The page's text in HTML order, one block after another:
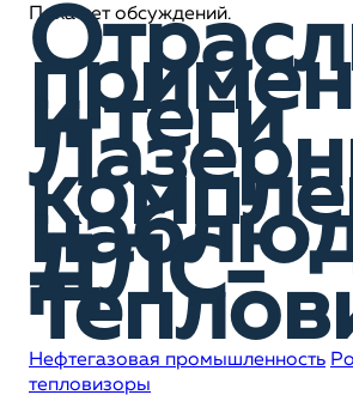
Пока нет обсуждений.
и теги
ДЛС-
Нефтегазовая промышленность
тепловизоры